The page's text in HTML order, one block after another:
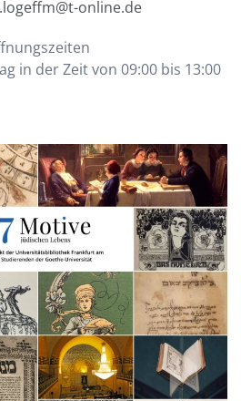
online.de
in der Zeit von 09:00 bis 13:00